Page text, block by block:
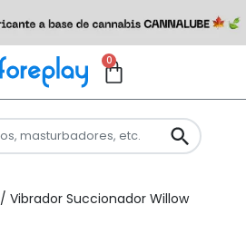
0
/ Vibrador Succionador Willow